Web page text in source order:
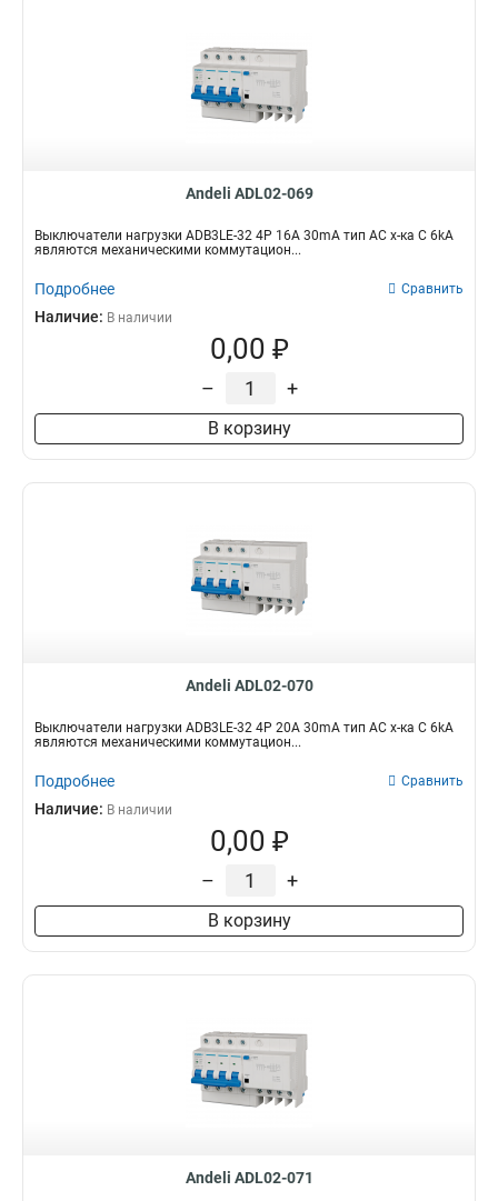
Andeli ADL02-069
Выключатели нагрузки ADB3LE-32 4P 16A 30mA тип AC х-ка С 6kA
являются механическими коммутацион...
Подробнее Сравнить
Наличие: В наличии
0,00 ₽
– +
В корзину
Andeli ADL02-070
Выключатели нагрузки ADB3LE-32 4P 20A 30mA тип AC х-ка С 6kA
являются механическими коммутацион...
Подробнее Сравнить
Наличие: В наличии
0,00 ₽
– +
В корзину
Andeli ADL02-071